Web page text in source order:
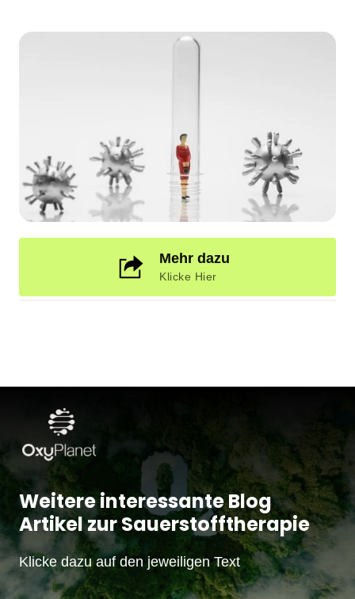
Mehr dazu
Klicke Hier
Weitere interessante Blog
Artikel zur Sauerstofftherapie
Klicke dazu auf den jeweiligen Text